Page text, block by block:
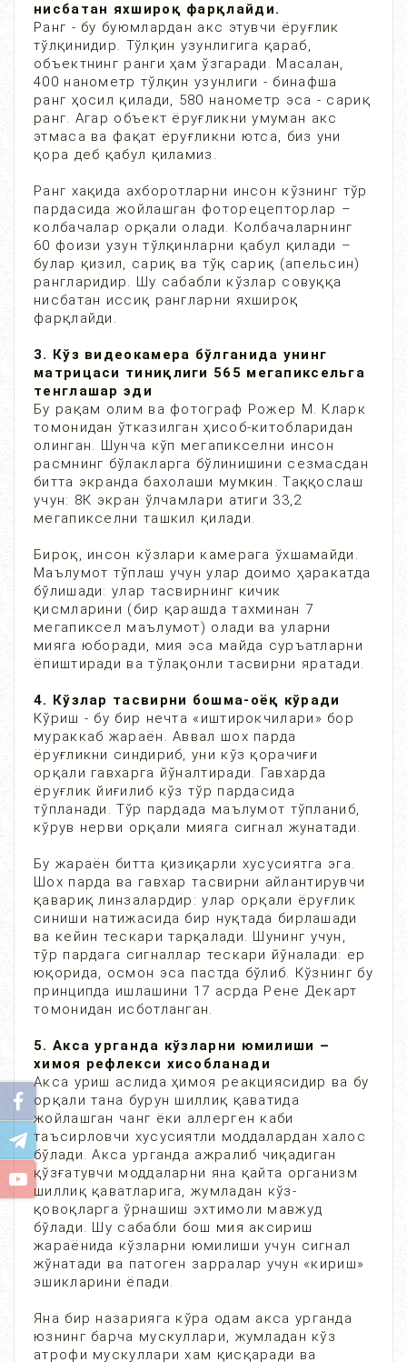
нисбатан яхшироқ фарқлайди.
Ранг - бу буюмлардан акс этувчи ёруғлик
тўлқинидир. Тўлқин узунлигига қараб,
объектнинг ранги ҳам ўзгаради. Масалан,
400 нанометр тўлқин узунлиги - бинафша
ранг ҳосил қилади, 580 нанометр эса - сариқ
ранг. Агар объект ёруғликни умуман акс
этмаса ва фақат ёруғликни ютса, биз уни
қора деб қабул қиламиз.
Ранг хақида ахборотларни инсон кўзнинг тўр
пардасида жойлашган фоторецепторлар –
колбачалар орқали олади. Колбачаларнинг
60 фоизи узун тўлқинларни қабул қилади –
булар қизил, сариқ ва тўқ сариқ (апельсин)
рангларидир. Шу сабабли кўзлар совуққа
нисбатан иссиқ рангларни яхшироқ
фарқлайди.
3. Кўз видеокамера бўлганида унинг
матрицаси тиниқлиги 565 мегапиксельга
тенглашар эди
Бу рақам олим ва фотограф Рожер М. Кларк
томонидан ўтказилган ҳисоб-китобларидан
олинган. Шунча кўп мегапикселни инсон
расмнинг бўлакларга бўлинишини сезмасдан
битта экранда бахолаши мумкин. Таққослаш
учун: 8К экран ўлчамлари атиги 33,2
мегапикселни ташкил қилади.
Бироқ, инсон кўзлари камерага ўхшамайди.
Маълумот тўплаш учун улар доимо ҳаракатда
бўлишади: улар тасвирнинг кичик
қисмларини (бир қарашда тахминан 7
мегапиксел маълумот) олади ва уларни
мияга юборади, мия эса майда суръатларни
ёпиштиради ва тўлақонли тасвирни яратади.
4. Кўзлар тасвирни бошма-оёқ кўради
Кўриш - бу бир нечта «иштирокчилари» бор
мураккаб жараён. Аввал шох парда
ёруғликни синдириб, уни кўз қорачиғи
орқали гавхарга йўналтиради. Гавхарда
ёруғлик йиғилиб кўз тўр пардасида
тўпланади. Тўр пардада маълумот тўпланиб,
кўрув нерви орқали мияга сигнал жунатади.
Бу жараён битта қизиқарли хусусиятга эга.
Шох парда ва гавхар тасвирни айлантирувчи
қавариқ линзалардир: улар орқали ёруғлик
синиши натижасида бир нуқтада бирлашади
ва кейин тескари тарқалади. Шунинг учун,
тўр пардага сигналлар тескари йўналади: ер
юқорида, осмон эса пастда бўлиб. Кўзнинг бу
принципда ишлашини 17 асрда Рене Декарт
томонидан исботланган.
5. Акса урганда кўзларни юмилиши –
химоя рефлекси хисобланади
Акса уриш аслида ҳимоя реакциясидир ва бу
орқали тана бурун шиллиқ қаватида
жойлашган чанг ёки аллерген каби
таъсирловчи хусусиятли моддалардан халос
бўлади. Акса урганда ажралиб чиқадиган
қўзғатувчи моддаларни яна қайта организм
шиллиқ қаватларига, жумладан кўз-
қовоқларга ўрнашиш эхтимоли мавжуд
бўлади. Шу сабабли бош мия аксириш
жараёнида кўзларни юмилиши учун сигнал
жўнатади ва патоген зарралар учун «кириш»
эшикларини ёпади.
Яна бир назарияга кўра одам акса урганда
юзнинг барча мускуллари, жумладан кўз
атрофи мускуллари хам қисқаради ва